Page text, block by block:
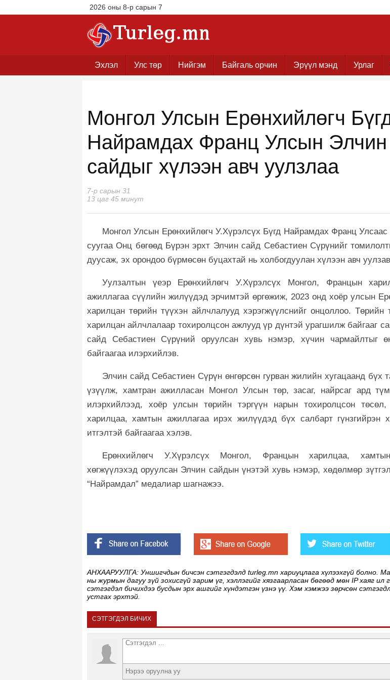
2026 оны 8-р сарын 7
Эхлэл Улс төр Нийгэм Байгаль орчин Эрүүл мэнд Урлаг
Монгол Улсын Ерөнхийлөгч
Найрамдах Франц Улсын Элчин
сайдыг хүлээн авч уулзлаа
7-р сарын 31
13 цаг 45 минут
Монгол Улсын Ерөнхийлөгч У.Хүрэлсүх Бүгд Найрамдах Франц
суугаа Онц бөгөөд Бүрэн эрхт Элчин сайд Себастиен Сүрүнийг
дуусаж, эх орондоо бүрмөсөн буцахтай нь холбогдуулан хүлээн авч
Уулзалтын үеэр Ерөнхийлөгч У.Хүрэлсүх Монгол, Францын
ажиллагаа сүүлийн жилүүдэд эрчимтэй өргөжиж, 2023 онд хоёр улсын
харилцан төрийн түүхэн айлчлалууд хэрэгжүүлснийг онцоллоо. Төрийн
харилцан айлчлалаар тохиролцсон ажлууд үр дүнтэй урагшилж байгааг
сайд Себастиен Сүрүний оруулсан хувь нэмэр, хүчин чармайлтыг
байгаагаа илэрхийлэв.
Элчин сайд Себастиен Сүрүн өнгөрсөн гурван жилийн хугацаанд бүх
үзүүлж, хамтран ажилласан Монгол Улсын төр, засаг, найрсаг ард
илэрхийлээд, хоёр улсын төрийн тэргүүн нарын тохиролцсон төсөл,
харилцаа, хамтын ажиллагаа ирэх жилүүдэд бүх салбарт гүнзгийрэн
итгэлтэй байгаагаа хэлэв.
Ерөнхийлөгч У.Хүрэлсүх Монгол, Францын харилцаа,
хөгжүүлэхэд оруулсан Элчин сайдын үнэтэй хувь нэмэр, хөдөлмөр
“Найрамдал” медалиар шагнажээ.
АНХААРУУЛГА: Уншигчдын бичсэн сэтгэгдэлд turleg.mn хариуцлага хүлээхгүй болно.
ны журмын дагуу зүй зохисгүй зарим үг, хэллэгийг хязгаарласан бөгөөд мөн IP хаяг ил
сэтгэгдэл бичихдээ бусдын эрх ашгийг хүндэтгэн үзнэ үү. Хэм хэмжээ зөрчсөн
устгах эрхтэй.
СЭТГЭГДЭЛ БИЧИХ